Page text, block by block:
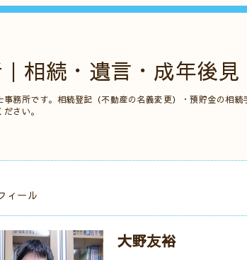
相続・遺言・成年後見
務所です。相続登記（不動産の名義変更）・預貯金の相続
さい。
ィール
大野友裕